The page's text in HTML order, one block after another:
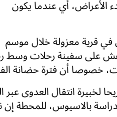
قبل بدء الأعراض، أي عندما يكون
في قرية معزولة خلال موسم
على سفينة رحلات وسط
خصوصا أن فترة حضانة
لخبيرة انتقال العدوى
بالاسيوس، للمحطة إن